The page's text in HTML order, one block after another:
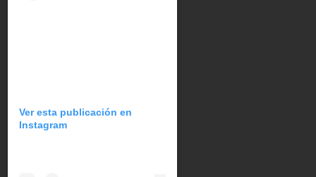
Ver esta publicación en
Instagram